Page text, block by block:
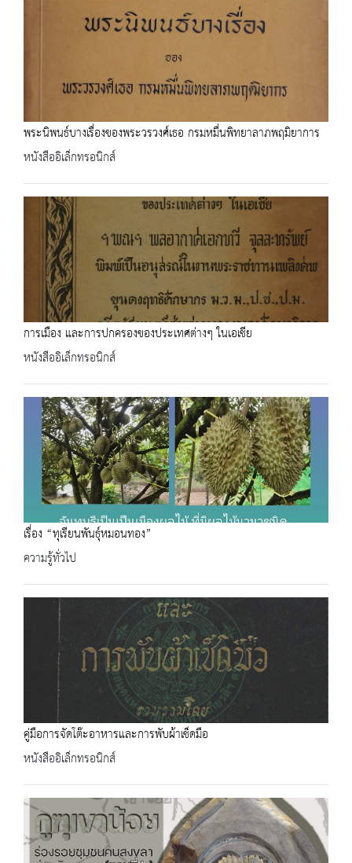
พระนิพนธ์บางเรื่องของพระวรวงศ์เธอ กรมหมื่นพิทยาลาภพฤมิยาการ
หนังสืออิเล็กทรอนิกส์
การเมือง และการปกครองของประเทศต่างๆ ในเอเชีย
หนังสืออิเล็กทรอนิกส์
เรื่อง “ทุเรียนพันธุ์หมอนทอง”
ความรู้ทั่วไป
คู่มือการจัดโต๊ะอาหารและการพับผ้าเช็ดมือ
หนังสืออิเล็กทรอนิกส์